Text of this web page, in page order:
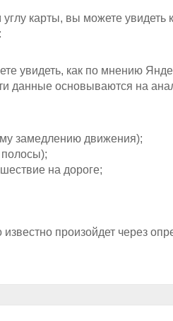
карты, вы можете увидеть
увидеть, как по мнению
данные основываются на
замедлению движения);
на дороге;
произойдет через